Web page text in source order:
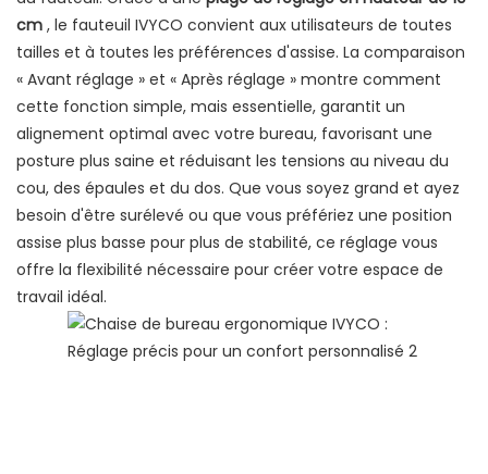
cm , le fauteuil IVYCO convient aux utilisateurs de toutes
tailles et à toutes les préférences d'assise. La comparaison
« Avant réglage » et « Après réglage » montre comment
cette fonction simple, mais essentielle, garantit un
alignement optimal avec votre bureau, favorisant une
posture plus saine et réduisant les tensions au niveau du
cou, des épaules et du dos. Que vous soyez grand et ayez
besoin d'être surélevé ou que vous préfériez une position
assise plus basse pour plus de stabilité, ce réglage vous
offre la flexibilité nécessaire pour créer votre espace de
travail idéal.